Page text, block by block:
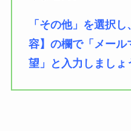
「その他」を選択
容】の欄で「メール
望」と入力しましょ